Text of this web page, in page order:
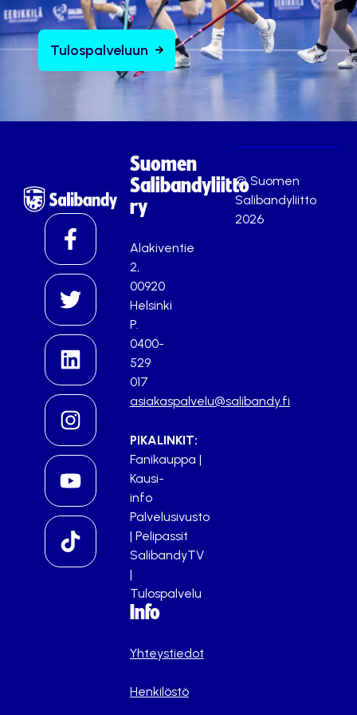
Tulospalveluun
Suomen
Salibandyliitto
ry
Alakiventie
2,
00920
Helsinki
P.
0400-
529
017
asiakaspalvelu@salibandy.fi
PIKALINKIT:
Fanikauppa |
Kausi-
info
Palvelusivusto
| Pelipassit
SalibandyTV
|
Tulospalvelu
Info
Yhteystiedot
Henkilöstö
© Suomen
Salibandyliitto
2026